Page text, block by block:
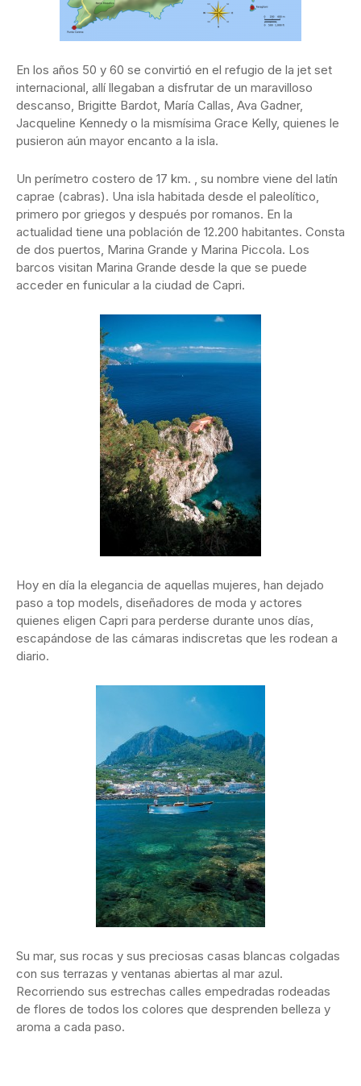
En los años 50 y 60 se convirtió en el refugio de la jet set
internacional, allí llegaban a disfrutar de un maravilloso
descanso, Brigitte Bardot, María Callas, Ava Gadner,
Jacqueline Kennedy o la mismísima Grace Kelly, quienes le
pusieron aún mayor encanto a la isla.
Un perímetro costero de 17 km. , su nombre viene del latín
caprae (cabras). Una isla habitada desde el paleolítico,
primero por griegos y después por romanos. En la
actualidad tiene una población de 12.200 habitantes. Consta
de dos puertos, Marina Grande y Marina Piccola. Los
barcos visitan Marina Grande desde la que se puede
acceder en funicular a la ciudad de Capri.
Hoy en día la elegancia de aquellas mujeres, han dejado
paso a top models, diseñadores de moda y actores
quienes eligen Capri para perderse durante unos días,
escapándose de las cámaras indiscretas que les rodean a
diario.
Su mar, sus rocas y sus preciosas casas blancas colgadas
con sus terrazas y ventanas abiertas al mar azul.
Recorriendo sus estrechas calles empedradas rodeadas
de flores de todos los colores que desprenden belleza y
aroma a cada paso.